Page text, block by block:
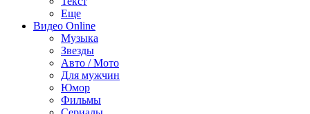
Еще
Видео Online
Музыка
Звезды
Авто / Мото
Для мужчин
Юмор
Фильмы